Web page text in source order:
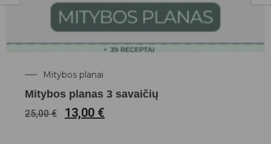
Mitybos planai
Mitybos planas 3 savaičių
25,00€ 13,00 €